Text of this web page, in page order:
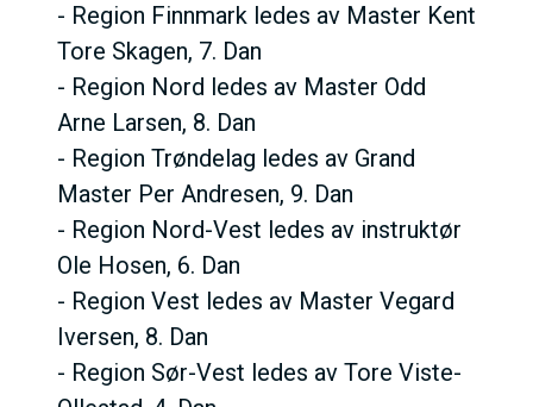
- Region Finnmark ledes av Master Kent
Tore Skagen, 7. Dan
- Region Nord ledes av Master Odd
Arne Larsen, 8. Dan
- Region Trøndelag ledes av Grand
Master Per Andresen, 9. Dan
- Region Nord-Vest ledes av instruktør
Ole Hosen, 6. Dan
- Region Vest ledes av Master Vegard
Iversen, 8. Dan
- Region Sør-Vest ledes av Tore Viste-